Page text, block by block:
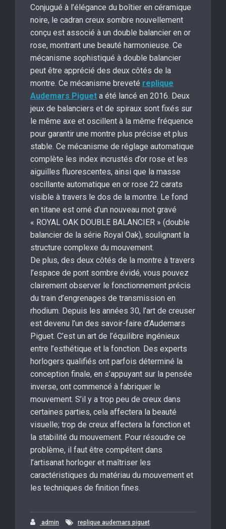
Conjugué à l’élégance du boîtier en céramique
noire, le cadran creux sombre nouvellement
conçu est associé à un double balancier en or
rose, montrant une beauté harmonieuse. Ce
mécanisme sophistiqué à double balancier
peut être apprécié des deux côtés de la
montre. Ce mécanisme breveté replique
Audemars Piguet a été lancé en 2016. Deux
jeux de balanciers et de spiraux sont fixés sur
le même axe et oscillent à la même fréquence
pour garantir une montre plus précise et plus
stable. Ce mécanisme de réglage automatique
complète les index incrustés d’or rose et les
aiguilles fluorescentes, ainsi que la masse
oscillante automatique en or rose 22 carats
visible à travers le dos de la montre. Le fond
en titane est orné d’un nouveau mot gravé
« ROYAL OAK DOUBLE BALANCIER » (double
balancier de la série Royal Oak), soulignant la
structure complexe du mouvement.
De plus, des deux côtés de la montre à travers
l’espace de pont sombre évidé, vous pouvez
clairement observer le fonctionnement précis
du train d’engrenages de transmission en
rhodium. Depuis les années 30, l’art de creuser
est devenu l’un des savoir-faire d’Audemars
Piguet. C’est un art de l’équilibre ingénieux
entre l’esthétique et la fonction. Des experts
horlogers qualifiés ont parfois déterminé la
conception finale, en s’appuyant sur la pensée
inverse, ont commencé à fabriquer le
mouvement. S’il y a trop peu de creux dans
certaines parties, cela affectera la beauté
visuelle; trop de creux affectera la fonction et
la stabilité du mouvement. Pour résoudre ce
problème, il faut être compétent dans
l’artisanat horloger et maîtriser les
caractéristiques du matériau du mouvement et
les techniques de finition fines.
admin replique audemars piguet